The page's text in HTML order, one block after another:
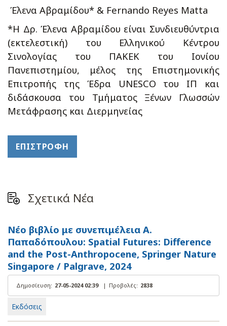
Έλενα Αβραμίδου* & Fernando Reyes Matta
*H Δρ. Έλενα Αβραμίδου είναι Συνδιευθύντρια
(εκτελεστική) του Ελληνικού Κέντρου
Σινολογίας του ΠΑΚΕΚ του Ιονίου
Πανεπιστημίου, μέλος της Επιστημονικής
Επιτροπής της Έδρα UNESCO του ΙΠ και
διδάσκουσα του Τμήματος Ξένων Γλωσσών
Μετάφρασης και Διερμηνείας
ΕΠΙΣΤΡΟΦΉ
Σχετικά Νέα
Νέο βιβλίο με συνεπιμέλεια Α.
Παπαδόπουλου: Spatial Futures: Difference
and the Post-Anthropocene, Springer Nature
Singapore / Palgrave, 2024
Δημοσίευση: 27-05-2024 02:39 | Προβολές: 2838
Εκδόσεις